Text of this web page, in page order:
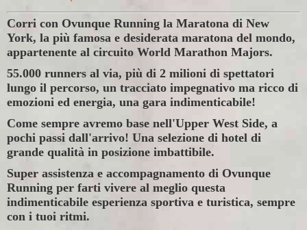
Corri con Ovunque Running la Maratona di New
York, la più famosa e desiderata maratona del mondo,
appartenente al circuito World Marathon Majors.
55.000 runners al via, più di 2 milioni di spettatori
lungo il percorso, un tracciato impegnativo ma ricco di
emozioni ed energia, una gara indimenticabile!
Come sempre avremo base nell'Upper West Side, a
pochi passi dall'arrivo! Una selezione di hotel di
grande qualità in posizione imbattibile.
Super assistenza e accompagnamento di Ovunque
Running per farti vivere al meglio questa
indimenticabile esperienza sportiva e turistica, sempre
con i tuoi ritmi.